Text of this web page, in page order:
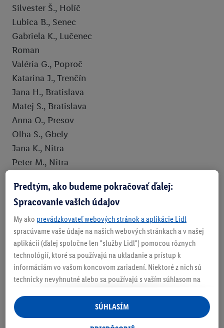
Silvester Š., Holíč
Lubica B., Senec
Gabriela K., Lučenec
Roman
Valéria G., Poproč
Katarina J., Trenčín
Jana H., Bratislava
Matej S., Bratislava
Anna O., Presov
Olha S., Gbely
Jana K., Nitra
Peter M., Nitra
Veronika H., Miloslavov
Lubos D., Horny Hricov
Igor F., Nitrianska Blatnica
Alica I., Prešov
Katarina G., Bratislava
Ivan G., Strazske
Iveta Č., Liptovský Hrádok
Predtým, ako budeme pokračovať ďalej:
Spracovanie vašich údajov
My ako prevádzkovateľ webových stránok a aplikácie Lidl
spracúvame vaše údaje na našich webových stránkach a v našej
aplikácii (ďalej spoločne len "služby Lidl") pomocou rôznych
technológií, ktoré sa používajú na ukladanie a prístup k
informáciám vo vašom koncovom zariadení. Niektoré z nich sú
technicky nevyhnutné alebo sa používajú s vaším súhlasom na
personalizovanú reklamu v rámci služieb Lidl aj mimo nich. Ak
ste účastníkom programu Lidl Plus, na tieto účely sa spracúvajú
SÚHLASÍM